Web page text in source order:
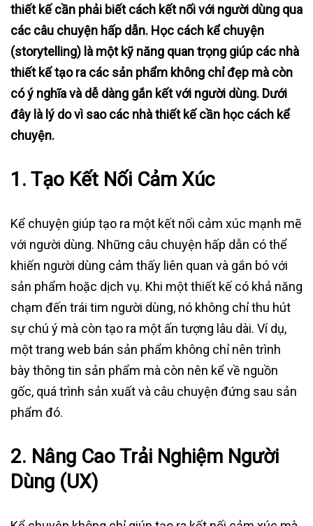
thiết kế cần phải biết cách kết nối với người dùng qua
các câu chuyện hấp dẫn. Học cách kể chuyện
(storytelling) là một kỹ năng quan trọng giúp các nhà
thiết kế tạo ra các sản phẩm không chỉ đẹp mà còn
có ý nghĩa và dễ dàng gắn kết với người dùng. Dưới
đây là lý do vì sao các nhà thiết kế cần học cách kể
chuyện.
1. Tạo Kết Nối Cảm Xúc
Kể chuyện giúp tạo ra một kết nối cảm xúc mạnh mẽ
với người dùng. Những câu chuyện hấp dẫn có thể
khiến người dùng cảm thấy liên quan và gắn bó với
sản phẩm hoặc dịch vụ. Khi một thiết kế có khả năng
chạm đến trái tim người dùng, nó không chỉ thu hút
sự chú ý mà còn tạo ra một ấn tượng lâu dài. Ví dụ,
một trang web bán sản phẩm không chỉ nên trình
bày thông tin sản phẩm mà còn nên kể về nguồn
gốc, quá trình sản xuất và câu chuyện đứng sau sản
phẩm đó.
2. Nâng Cao Trải Nghiệm Người
Dùng (UX)